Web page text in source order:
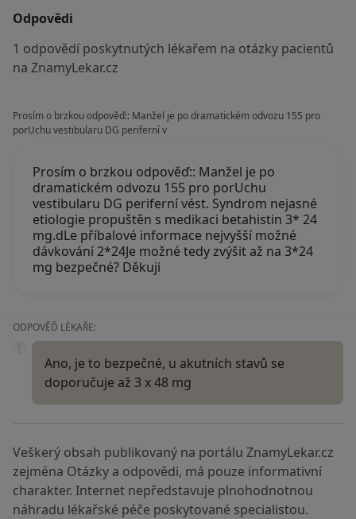
Odpovědi
1 odpovědí poskytnutých lékařem na otázky pacientů
na ZnamyLekar.cz
Prosím o brzkou odpověď:: Manžel je po dramatickém odvozu 155 pro
porUchu vestibularu DG periferní v
Prosím o brzkou odpověď:: Manžel je po
dramatickém odvozu 155 pro porUchu
vestibularu DG periferní vést. Syndrom nejasné
etiologie propuštěn s medikaci betahistin 3* 24
mg.dLe příbalové informace nejvyšší možné
dávkování 2*24Je možné tedy zvýšit až na 3*24
mg bezpečné? Děkuji
ODPOVĚĎ LÉKAŘE:
Ano, je to bezpečné, u akutních stavů se
doporučuje až 3 x 48 mg
Veškerý obsah publikovaný na portálu ZnamyLekar.cz
zejména Otázky a odpovědi, má pouze informativní
charakter. Internet nepředstavuje plnohodnotnou
náhradu lékařské péče poskytované specialistou.